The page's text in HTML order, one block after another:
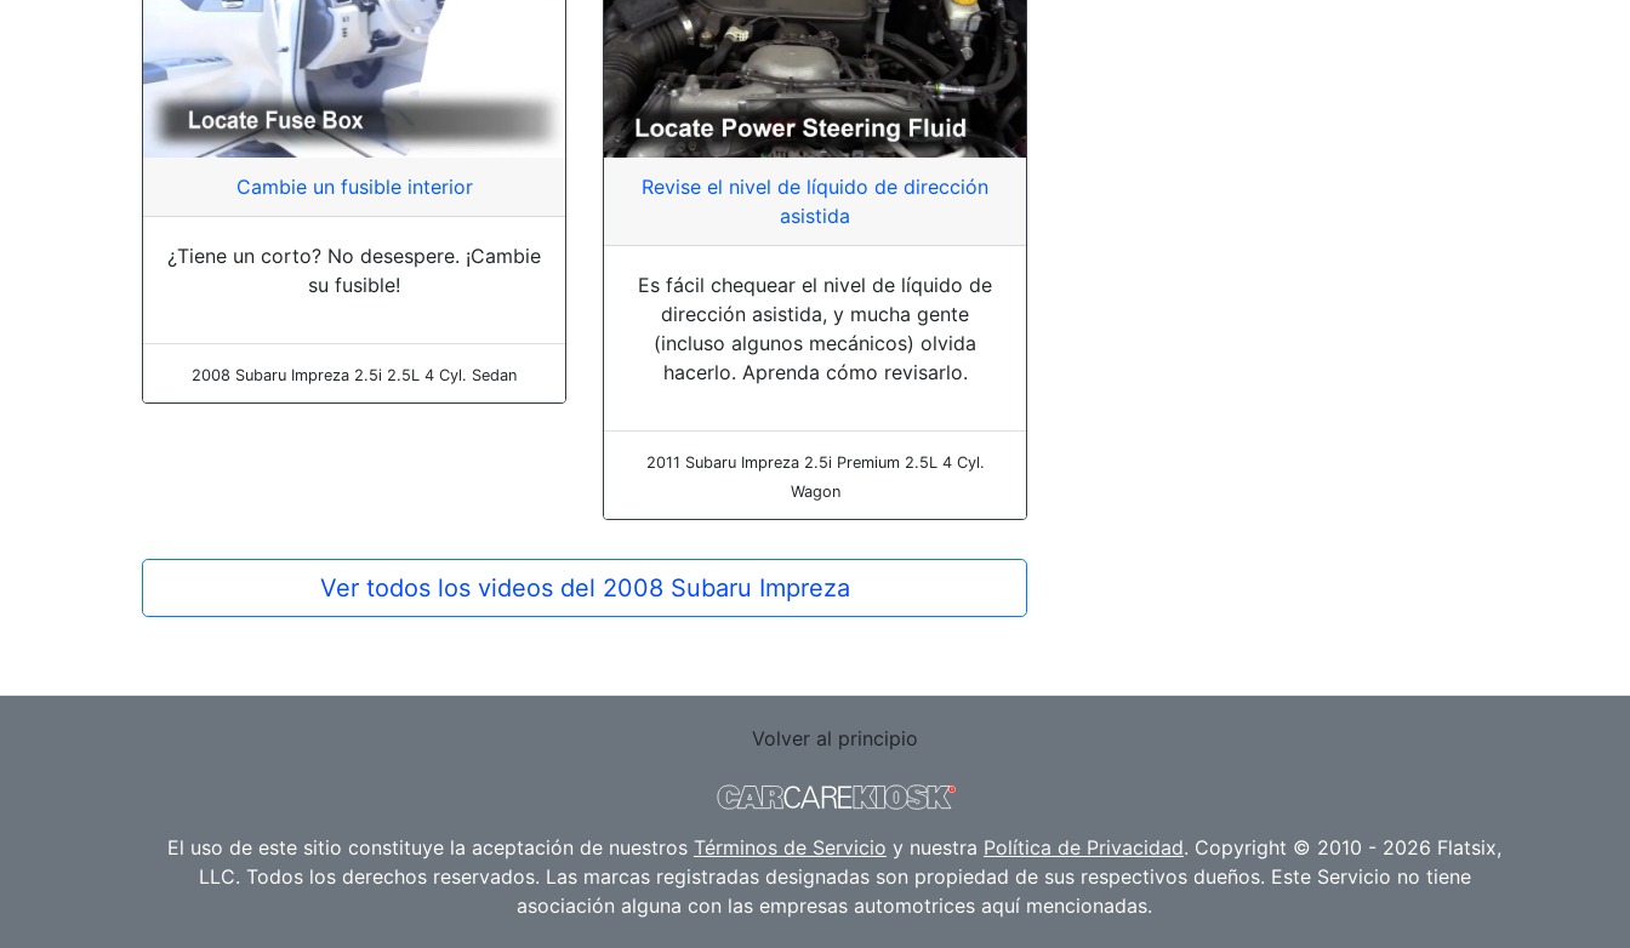
Cambie un fusible interior
¿Tiene un corto? No desespere. ¡Cambie
su fusible!
2008 Subaru Impreza 2.5i 2.5L 4 Cyl. Sedan
Revise el nivel de líquido de dirección
asistida
Es fácil chequear el nivel de líquido de
dirección asistida, y mucha gente
(incluso algunos mecánicos) olvida
hacerlo. Aprenda cómo revisarlo.
2011 Subaru Impreza 2.5i Premium 2.5L 4 Cyl.
Wagon
Ver todos los videos del 2008 Subaru Impreza
Volver al principio
El uso de este sitio constituye la aceptación de nuestros Términos de Servicio y nuestra Política de Privacidad. Copyright © 2010 - 2026 Flatsix,
LLC. Todos los derechos reservados. Las marcas registradas designadas son propiedad de sus respectivos dueños. Este Servicio no tiene
asociación alguna con las empresas automotrices aquí mencionadas.